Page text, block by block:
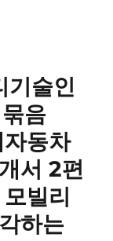
기술인
음
동차
서 2편
빌리
하는